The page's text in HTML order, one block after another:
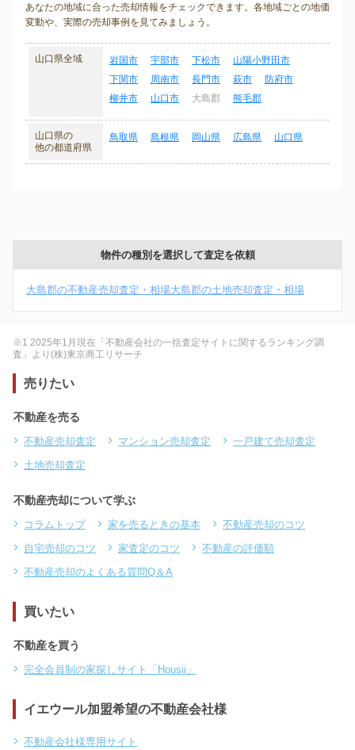
あなたの地域に合った売却情報をチェックできます。各地域ごとの地価
変動や、実際の売却事例を見てみましょう。
山口県全域 岩国市 宇部市 下松市
山陽小野田市
下関市
周南市 長門市 萩市
防府市
柳井市
山口市 大島郡 熊毛郡
山口県の
他の都道府県
鳥取県 島根県 岡山県 広島県 山口県
物件の種別を選択して査定を依頼
大島郡の不動産売却査定・相場大島郡の土地売却査定・相場
※1 2025年1月現在「不動産会社の一括査定サイトに関するランキング調
査」より(株)東京商工リサーチ
売りたい
不動産を売る
不動産売却査定 マンション売却査定
一戸建て売却査定
土地売却査定
不動産売却について学ぶ
コラムトップ 家を売るときの基本
不動産売却のコツ
自宅売却のコツ
家査定のコツ
不動産の評価額
不動産売却のよくある質問Q＆A
買いたい
不動産を買う
完全会員制の家探しサイト「Housii」
イエウール加盟希望の不動産会社様
不動産会社様専用サイト